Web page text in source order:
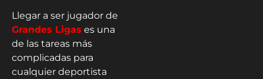
Llegar a ser jugador de
Grandes Ligas es una
de las tareas más
complicadas para
cualquier deportista